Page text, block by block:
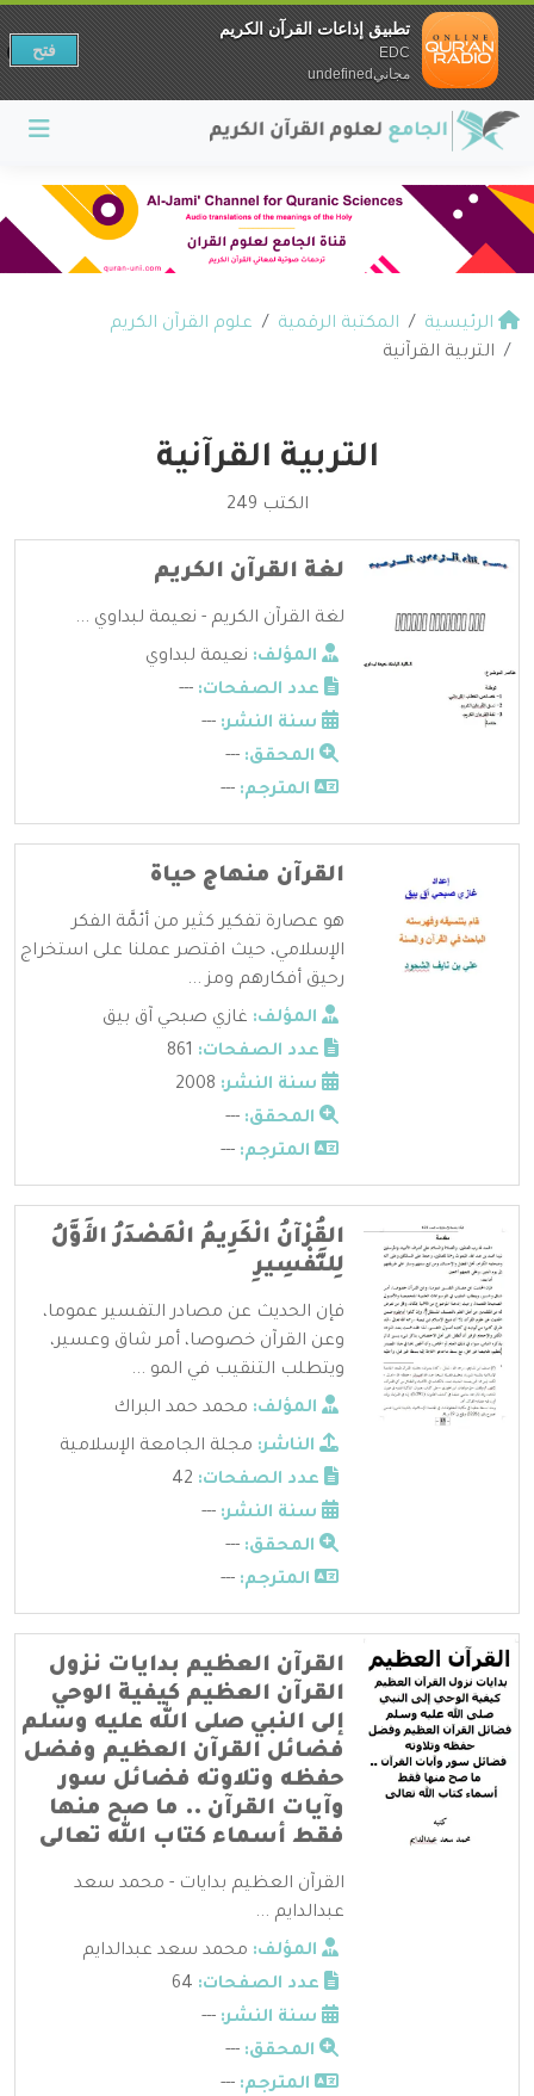
الرئيسية المكتبة الرقمية
علوم القرآن الكريم
التربية القرآنية
التربية القرآنية
الكتب 249
لغة القرآن الكريم
لغة القرآن الكريم - نعيمة لبداوي ...
المؤلف: نعيمة لبداوي
عدد الصفحات: ---
سنة النشر: ---
المحقق: ---
المترجم: ---
القرآن منهاج حياة
هو عصارة تفكير كثير من أئمَّة الفكر
الإسلامي، حيث اقتصر عملنا على استخراج
رحيق أفكارهم ومز ...
المؤلف: غازي صبحي آق بيق
عدد الصفحات:
سنة النشر:
المحقق: ---
المترجم: ---
القُرْآنُ الْكَرِيمُ الْمَصْدَرُ الأَوَّلُ
لِلتَّفْسِيرِ
فإن الحديث عن مصادر التفسير عموما،
وعن القرآن خصوصا، أمر شاق وعسير،
ويتطلب التنقيب في المو ...
المؤلف: محمد حمد البراك
الناشر: مجلة الجامعة الإسلامية
عدد الصفحات:
سنة النشر: ---
المحقق: ---
المترجم: ---
القرآن العظيم بدايات نزول
القرآن العظيم كيفية الوحي
إلى النبي صلى الله عليه وسلم
فضائل القرآن العظيم وفضل
حفظه وتلاوته فضائل سور
وآيات القرآن .. ما صح منها
فقط أسماء كتاب الله تعالى
القرآن العظيم بدايات - محمد سعد
عبدالدايم ...
المؤلف: محمد سعد عبدالدايم
عدد الصفحات:
سنة النشر: ---
المحقق: ---
المترجم: ---
تطبيق إذاعات القرآن الكريم
EDC
مجانيundefined
فتح